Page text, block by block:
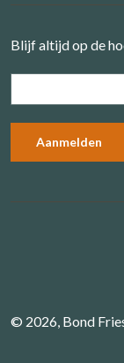
Blijf altijd op de
© 2026, Bond